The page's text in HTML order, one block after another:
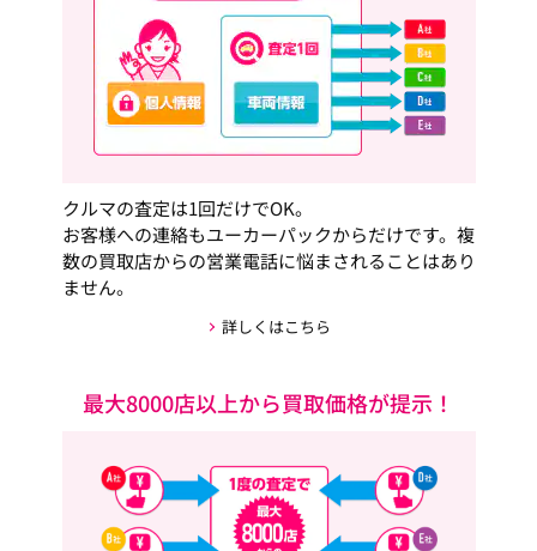
クルマの査定は1回だけでOK。
お客様への連絡もユーカーパックからだけです。複
数の買取店からの営業電話に悩まされることはあり
ません。
詳しくはこちら
最大8000店以上から買取価格が提示！